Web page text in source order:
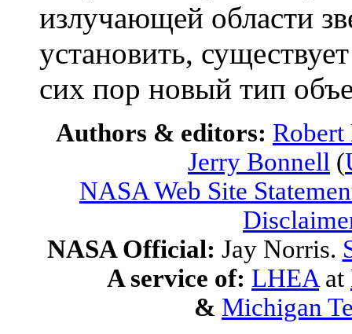
излучающей области
установить,
сих пор новый тип
Authors & editors:
Jerry Bonnell (
NASA Web Site
NASA Official: Jay Norris.
A service of: LHEA at
& Michigan